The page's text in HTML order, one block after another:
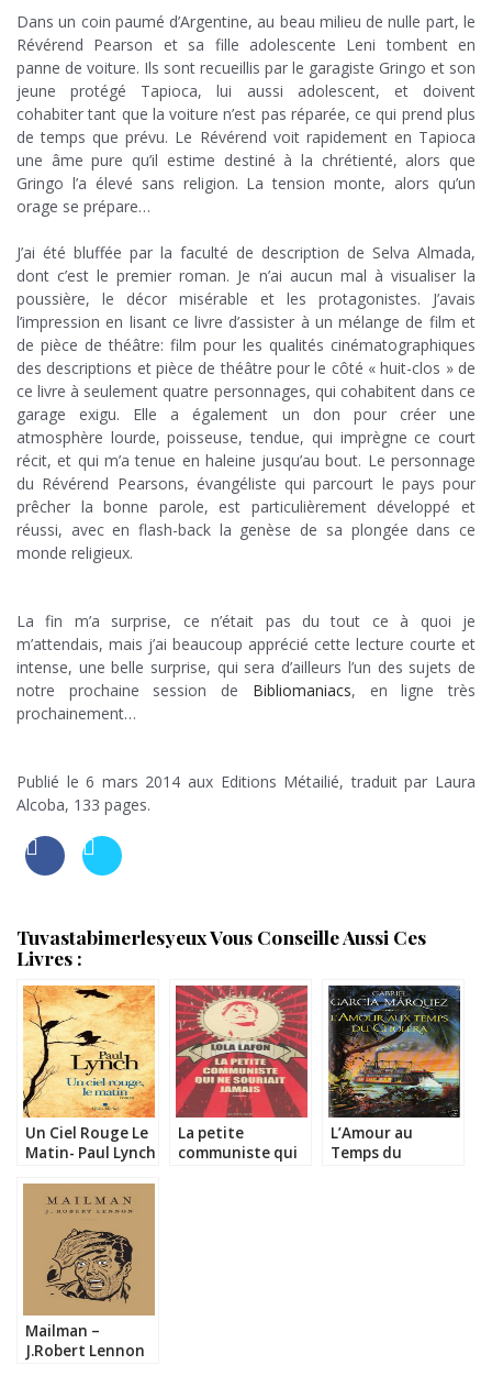
Dans un coin paumé d’Argentine, au beau milieu de nulle part, le
Révérend Pearson et sa fille adolescente Leni tombent en
panne de voiture. Ils sont recueillis par le garagiste Gringo et son
jeune protégé Tapioca, lui aussi adolescent, et doivent
cohabiter tant que la voiture n’est pas réparée, ce qui prend plus
de temps que prévu. Le Révérend voit rapidement en Tapioca
une âme pure qu’il estime destiné à la chrétienté, alors que
Gringo l’a élevé sans religion. La tension monte, alors qu’un
orage se prépare…
J’ai été bluffée par la faculté de description de Selva Almada,
dont c’est le premier roman. Je n’ai aucun mal à visualiser la
poussière, le décor misérable et les protagonistes. J’avais
l’impression en lisant ce livre d’assister à un mélange de film et
de pièce de théâtre: film pour les qualités cinématographiques
des descriptions et pièce de théâtre pour le côté « huit-clos » de
ce livre à seulement quatre personnages, qui cohabitent dans ce
garage exigu. Elle a également un don pour créer une
atmosphère lourde, poisseuse, tendue, qui imprègne ce court
récit, et qui m’a tenue en haleine jusqu’au bout. Le personnage
du Révérend Pearsons, évangéliste qui parcourt le pays pour
prêcher la bonne parole, est particulièrement développé et
réussi, avec en flash-back la genèse de sa plongée dans ce
monde religieux.
La fin m’a surprise, ce n’était pas du tout ce à quoi je
m’attendais, mais j’ai beaucoup apprécié cette lecture courte et
intense, une belle surprise, qui sera d’ailleurs l’un des sujets de
notre prochaine session de Bibliomaniacs, en ligne très
prochainement…
Publié le 6 mars 2014 aux Editions Métailié, traduit par Laura
Alcoba, 133 pages.
Tuvastabimerlesyeux Vous Conseille Aussi Ces
Livres :
Un Ciel Rouge Le
Matin- Paul Lynch
La petite
communiste qui
L’Amour au
Temps du
Mailman –
J.Robert Lennon